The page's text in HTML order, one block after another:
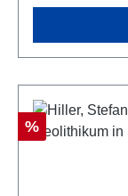
Rabatt
%